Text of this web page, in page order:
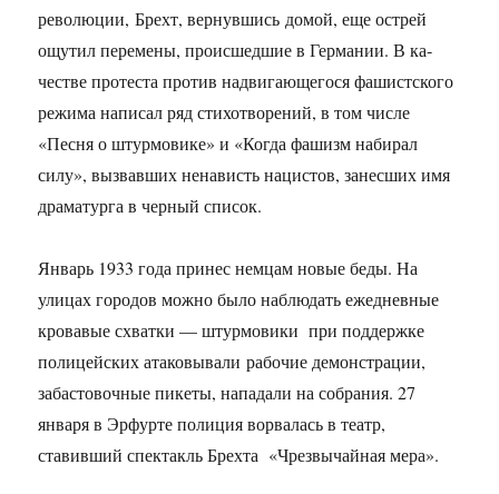
революции, Брехт, вернувшись домой, еще острей
ощутил перемены, проис­шедшие в Германии. В ка­
честве протеста против надвигающегося фашистского
режима написал ряд стихотворе­ний, в том числе
«Песня о штурмовике» и «Когда фашизм набирал
силу», вызвавших ненависть нацистов, занесших имя
драматурга в черный список.
Январь 1933 года принес немцам новые беды. На
улицах городов можно было наблюдать ежедневные
кровавые схватки — штурмовики при поддержке
полицейских атаковывали рабочие демонстрации,
забастовочные пикеты, нападали на собрания. 27
января в Эрфурте полиция ворвалась в театр,
ставивший спектакль Брехта «Чрезвычайная мера».